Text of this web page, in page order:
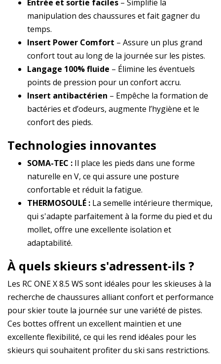
Entrée et sortie faciles – Simplifie la
manipulation des chaussures et fait gagner du
temps.
Insert Power Comfort – Assure un plus grand
confort tout au long de la journée sur les pistes.
Langage 100% fluide – Élimine les éventuels
points de pression pour un confort accru.
Insert antibactérien – Empêche la formation de
bactéries et d’odeurs, augmente l’hygiène et le
confort des pieds.
Technologies innovantes
SOMA-TEC : Il place les pieds dans une forme
naturelle en V, ce qui assure une posture
confortable et réduit la fatigue.
THERMOSOULÉ : La semelle intérieure thermique,
qui s'adapte parfaitement à la forme du pied et du
mollet, offre une excellente isolation et
adaptabilité.
À quels skieurs s'adressent-ils ?
Les RC ONE X 8.5 WS sont idéales pour les skieuses à la
recherche de chaussures alliant confort et performance
pour skier toute la journée sur une variété de pistes.
Ces bottes offrent un excellent maintien et une
excellente flexibilité, ce qui les rend idéales pour les
skieurs qui souhaitent profiter du ski sans restrictions.